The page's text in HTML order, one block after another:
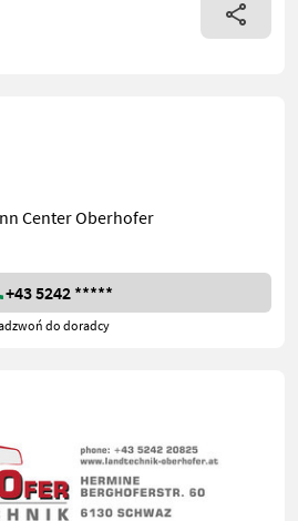
Center Oberhofer
+43 5242 *****
do doradcy